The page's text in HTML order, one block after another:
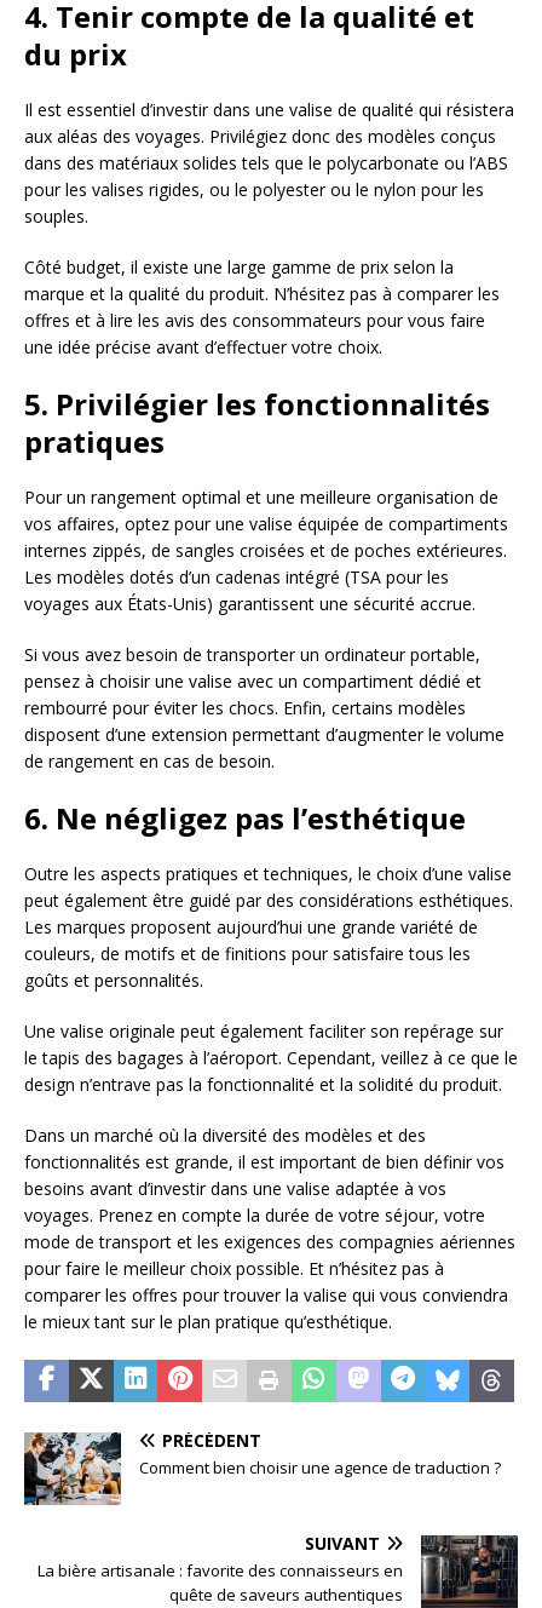
4. Tenir compte de la qualité et
du prix
Il est essentiel d’investir dans une valise de qualité qui résistera
aux aléas des voyages. Privilégiez donc des modèles conçus
dans des matériaux solides tels que le polycarbonate ou l’ABS
pour les valises rigides, ou le polyester ou le nylon pour les
souples.
Côté budget, il existe une large gamme de prix selon la
marque et la qualité du produit. N’hésitez pas à comparer les
offres et à lire les avis des consommateurs pour vous faire
une idée précise avant d’effectuer votre choix.
5. Privilégier les fonctionnalités
pratiques
Pour un rangement optimal et une meilleure organisation de
vos affaires, optez pour une valise équipée de compartiments
internes zippés, de sangles croisées et de poches extérieures.
Les modèles dotés d’un cadenas intégré (TSA pour les
voyages aux États-Unis) garantissent une sécurité accrue.
Si vous avez besoin de transporter un ordinateur portable,
pensez à choisir une valise avec un compartiment dédié et
rembourré pour éviter les chocs. Enfin, certains modèles
disposent d’une extension permettant d’augmenter le volume
de rangement en cas de besoin.
6. Ne négligez pas l’esthétique
Outre les aspects pratiques et techniques, le choix d’une valise
peut également être guidé par des considérations esthétiques.
Les marques proposent aujourd’hui une grande variété de
couleurs, de motifs et de finitions pour satisfaire tous les
goûts et personnalités.
Une valise originale peut également faciliter son repérage sur
le tapis des bagages à l’aéroport. Cependant, veillez à ce que le
design n’entrave pas la fonctionnalité et la solidité du produit.
Dans un marché où la diversité des modèles et des
fonctionnalités est grande, il est important de bien définir vos
besoins avant d’investir dans une valise adaptée à vos
voyages. Prenez en compte la durée de votre séjour, votre
mode de transport et les exigences des compagnies aériennes
pour faire le meilleur choix possible. Et n’hésitez pas à
comparer les offres pour trouver la valise qui vous conviendra
le mieux tant sur le plan pratique qu’esthétique.
PRÉCÉDENT
Comment bien choisir une agence de traduction ?
SUIVANT
La bière artisanale : favorite des connaisseurs en
quête de saveurs authentiques